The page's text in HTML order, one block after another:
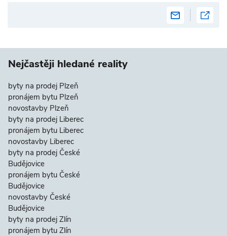
Nejčastěji hledané reality
byty na prodej Plzeň
pronájem bytu Plzeň
novostavby Plzeň
byty na prodej Liberec
pronájem bytu Liberec
novostavby Liberec
byty na prodej České
Budějovice
pronájem bytu České
Budějovice
novostavby České
Budějovice
byty na prodej Zlín
pronájem bytu Zlín